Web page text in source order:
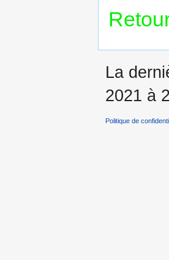
La
2021 à
Politique de